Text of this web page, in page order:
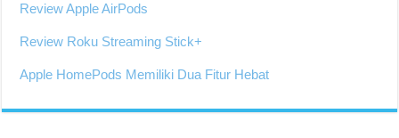
Review Apple AirPods
Review Roku Streaming Stick+
Apple HomePods Memiliki Dua Fitur Hebat